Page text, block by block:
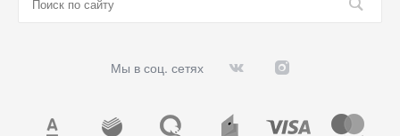
Мы в соц. сетях